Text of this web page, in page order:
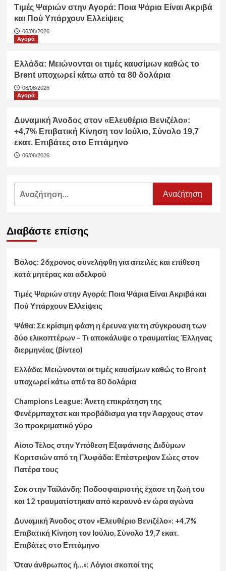
Τιμές Ψαριών στην Αγορά: Ποια Ψάρια Είναι Ακριβά
και Πού Υπάρχουν Ελλείψεις
06/08/2026
Αγορά
Ελλάδα: Μειώνονται οι τιμές καυσίμων καθώς το
Brent υποχωρεί κάτω από τα 80 δολάρια
06/08/2026
Αγορά
Δυναμική Άνοδος στον «Ελευθέριο Βενιζέλο»:
+4,7% Επιβατική Κίνηση τον Ιούλιο, Σύνολο 19,7
εκατ. Επιβάτες στο Επτάμηνο
06/08/2026
Διαβάστε επίσης
Βόλος: 26χρονος συνελήφθη για απειλές και επίθεση
κατά μητέρας και αδελφού
Τιμές Ψαριών στην Αγορά: Ποια Ψάρια Είναι Ακριβά και
Πού Υπάρχουν Ελλείψεις
Ψάθα: Σε κρίσιμη φάση η έρευνα για τη σύγκρουση των
δύο ελικοπτέρων – Τι αποκάλυψε ο τραυματίας Έλληνας
διερμηνέας (βίντεο)
Ελλάδα: Μειώνονται οι τιμές καυσίμων καθώς το Brent
υποχωρεί κάτω από τα 80 δολάρια
Champions League: Άνετη επικράτηση της
Φενέρμπαχτσε και προβάδισμα για την Άαρχους στον
3ο προκριματικό γύρο
Αίσιο Τέλος στην Υπόθεση Εξαφάνισης Διδύμων
Κοριτσιών από τη Γλυφάδα: Επέστρεψαν Σώες στον
Πατέρα τους
Σοκ στην Ταϊλάνδη: Ποδοσφαιριστής έχασε τη ζωή του
και 12 τραυματίστηκαν από κεραυνό εν ώρα αγώνα
Δυναμική Άνοδος στον «Ελευθέριο Βενιζέλο»: +4,7%
Επιβατική Κίνηση τον Ιούλιο, Σύνολο 19,7 εκατ.
Επιβάτες στο Επτάμηνο
Όταν άνθρωπος ή…»: Λόγιοι σκοποί της